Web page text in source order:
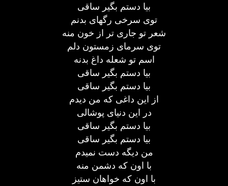
بیا دستم بگیر ساقی
توی سرخی رگهای بدنم
شعر تو جاری تر از خون منه
توی سرمای زمستون دلم
اسم تو شعله داغ بدنه
بیا دستم بگیر ساقی
بیا دستم بگیر ساقی
از این داغی که من دیدم
در این دنیای پوشالی
بیا دستم بگیر ساقی
بیا دستم بگیر ساقی
من دیگه دست نمیدم
با اون که دشمن منه
با اون که خواهان ستیز